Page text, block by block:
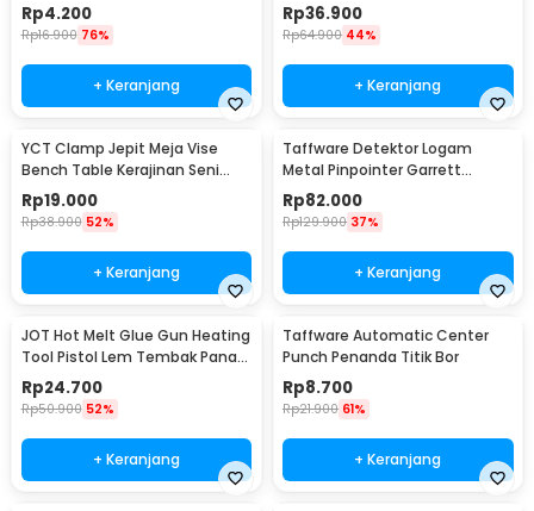
Rp4.200
Rp16.900 76%
+ Keranjang
Rp36.900
Rp64.900 44%
+ Keranjang
YCT Clamp Jepit Meja Vise
Bench Table Kerajinan Seni
Perhiasan 25mm - QST
Rp19.000
Rp38.900 52%
+ Keranjang
Taffware Detektor Logam
Metal Pinpointer Garrett
Waterproof - 1166000
Rp82.000
Rp129.900 37%
+ Keranjang
JOT Hot Melt Glue Gun Heating
Tool Pistol Lem Tembak Panas
20W - QT-302
Rp24.700
Rp50.900 52%
+ Keranjang
Taffware Automatic Center
Punch Penanda Titik Bor
Rp8.700
Rp21.900 61%
+ Keranjang